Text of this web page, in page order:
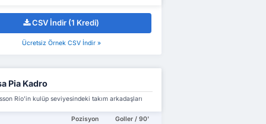
CSV İndir (1 Kredi)
Ücretsiz Örnek CSV İndir »
Pia Kadro
Río'in kulüp seviyesindeki takım arkadaşları
Pozisyon Goller / 90'